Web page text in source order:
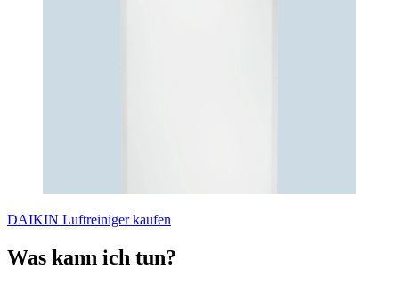
DAIKIN Luftreiniger kaufen
Was kann ich tun?